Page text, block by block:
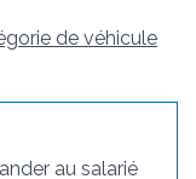
de véhicule
au salarié